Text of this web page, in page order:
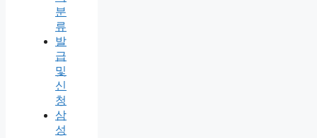
분
류
발
급
및
신
청
삼
성